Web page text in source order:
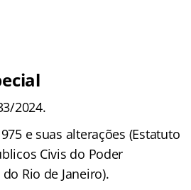
2024.
e suas alterações (Estatuto
Civis do Poder
Rio de Janeiro).